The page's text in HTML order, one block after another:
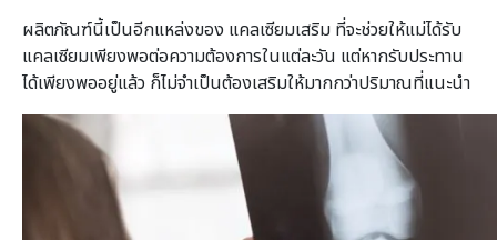
ผลิตภัณฑ์นี้เป็นอีกแหล่งของ แคลเซียมเสริม ที่จะช่วยให้แม่ได้รับ
แคลเซียมเพียงพอต่อความต้องการในแต่ละวัน แต่หากรับประทาน
ได้เพียงพออยู่แล้ว ก็ไม่จำเป็นต้องเสริมให้มากกว่าปริมาณที่แนะนำ